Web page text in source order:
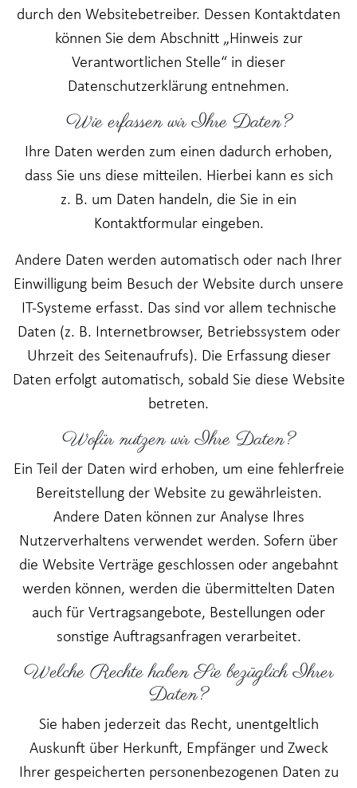
durch den Websitebetreiber. Dessen Kontaktdaten
können Sie dem Abschnitt „Hinweis zur
Verantwortlichen Stelle“ in dieser
Datenschutzerklärung entnehmen.
Wie erfassen wir Ihre Daten?
Ihre Daten werden zum einen dadurch erhoben,
dass Sie uns diese mitteilen. Hierbei kann es sich
z. B. um Daten handeln, die Sie in ein
Kontaktformular eingeben.
Andere Daten werden automatisch oder nach Ihrer
Einwilligung beim Besuch der Website durch unsere
IT-Systeme erfasst. Das sind vor allem technische
Daten (z. B. Internetbrowser, Betriebssystem oder
Uhrzeit des Seitenaufrufs). Die Erfassung dieser
Daten erfolgt automatisch, sobald Sie diese Website
betreten.
Wofür nutzen wir Ihre Daten?
Ein Teil der Daten wird erhoben, um eine fehlerfreie
Bereitstellung der Website zu gewährleisten.
Andere Daten können zur Analyse Ihres
Nutzerverhaltens verwendet werden. Sofern über
die Website Verträge geschlossen oder angebahnt
werden können, werden die übermittelten Daten
auch für Vertragsangebote, Bestellungen oder
sonstige Auftragsanfragen verarbeitet.
Welche Rechte haben Sie bezüglich Ihrer
Daten?
Sie haben jederzeit das Recht, unentgeltlich
Auskunft über Herkunft, Empfänger und Zweck
Ihrer gespeicherten personenbezogenen Daten zu